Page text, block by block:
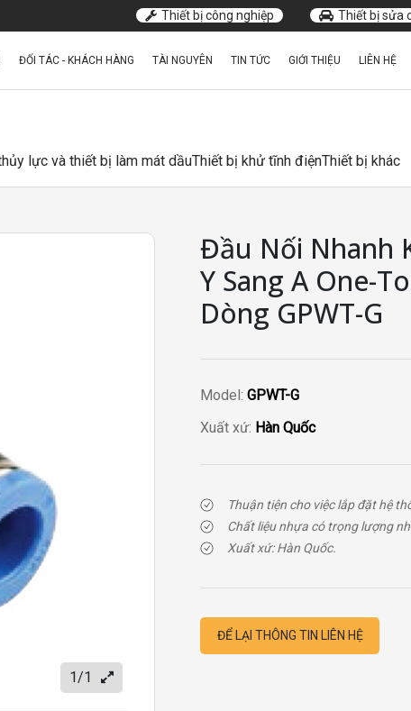
Thiết bị công nghiệp Thiết bị sửa
ĐỐI TÁC - KHÁCH HÀNG TÀI NGUYÊN TIN TỨC GIỚI THIỆU LIÊN HỆ
lực và thiết bị làm mát dầuThiết bị khử tĩnh điệnThiết bị khác
1/1
Đầu Nối Nhanh
Y Sang A One-
Dòng GPWT-G
Model: GPWT-G
Xuất xứ: Hàn Quốc
Thuận tiện cho việc lắp đặt hệ
Chất liệu nhựa có trọng lượng
Xuất xứ: Hàn Quốc.
ĐỂ LẠI THÔNG TIN LIÊN HỆ